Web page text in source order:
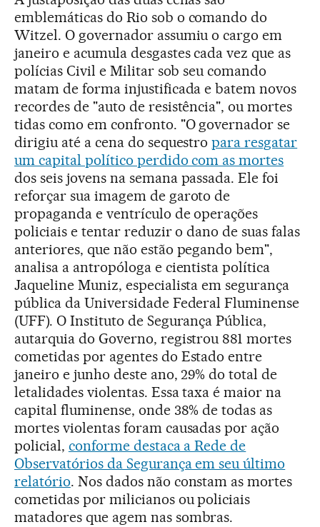
emblemáticas do Rio sob o comando do
Witzel. O governador assumiu o cargo em
janeiro e acumula desgastes cada vez que as
polícias Civil e Militar sob seu comando
matam de forma injustificada e batem novos
recordes de "auto de resistência", ou mortes
tidas como em confronto. "O governador se
dirigiu até a cena do sequestropara resgatar
um capital político perdido com as mortes
dos seis jovens na semana passada. Ele foi
reforçar sua imagem de garoto de
propaganda e ventrículo de operações
policiais e tentar reduzir o dano de suas falas
anteriores, que não estão pegando bem",
analisa a antropóloga e cientista política
Jaqueline Muniz, especialista em segurança
pública da Universidade Federal Fluminense
(UFF). O Instituto de Segurança Pública,
autarquia do Governo, registrou 881 mortes
cometidas por agentes do Estado entre
janeiro e junho deste ano, 29% do total de
letalidades violentas. Essa taxa é maior na
capital fluminense, onde 38% de todas as
mortes violentas foram causadas por ação
policial, conforme destaca a Rede de
Observatórios da Segurança em seu último
relatório. Nos dados não constam as mortes
cometidas por milicianos ou policiais
matadores que agem nas sombras.